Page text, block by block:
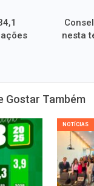
nesta
Gostar Também
NOTÍCIAS